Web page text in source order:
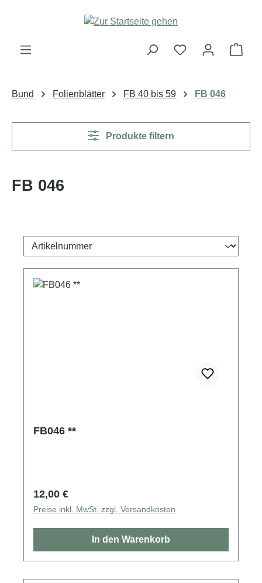
Zum Hauptinhalt springen
Bund Folienblätter FB 40 bis 59 FB 046
Produkte filtern
FB 046
FB046 **
Regulärer Preis:
12,00 €
Preise inkl. MwSt. zzgl. Versandkosten
In den Warenkorb